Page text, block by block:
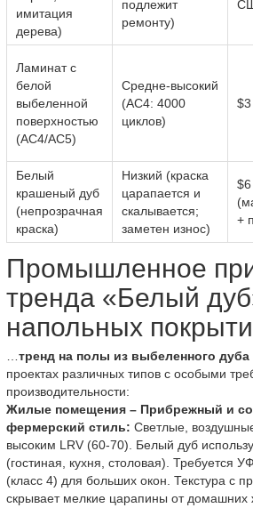
имитация
дерева)
подлежит
ремонту)
Ламинат с
белой
выбеленной
поверхностью
(AC4/AC5)
Средне-высокий
(AC4: 4000
циклов)
Белый
крашеный дуб
(непрозрачная
краска)
Низкий (краска
царапается и
скалывается;
заметен износ)
+
Промышленное
тренда «Белый
напольных
тренд на полы из выбеленного дуба
проектах различных типов с особыми
производительности:
Жилые помещения – Прибрежный и
фермерский стиль: Светлые,
высоким LRV (60-70). Белый дуб
(гостиная, кухня, столовая). Требуется
(класс 4) для больших окон. Текстура с
скрывает мелкие царапины от домашних